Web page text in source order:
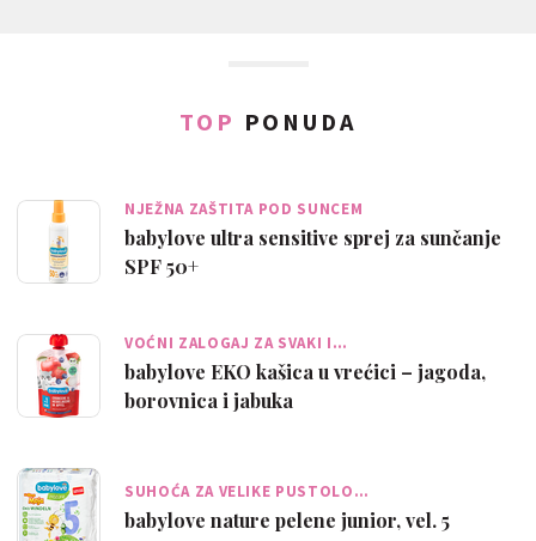
TOP PONUDA
NJEŽNA ZAŠTITA POD SUNCEM
babylove ultra sensitive sprej za sunčanje
SPF 50+
VOĆNI ZALOGAJ ZA SVAKI I…
babylove EKO kašica u vrećici – jagoda,
borovnica i jabuka
SUHOĆA ZA VELIKE PUSTOLO…
babylove nature pelene junior, vel. 5